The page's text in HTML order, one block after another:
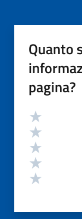
Quanto
pagina?
Valutazione